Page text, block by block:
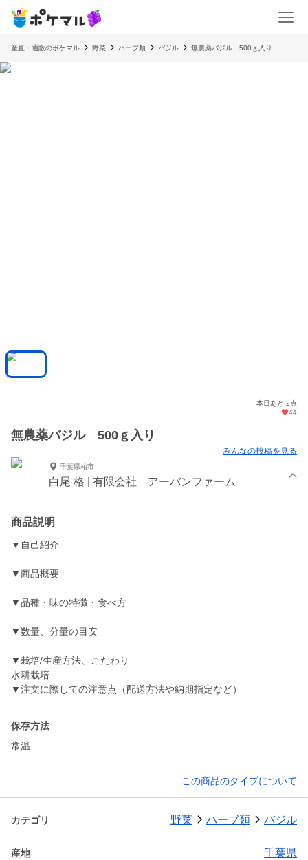
産直・通販のポケマル 野菜 ハーブ類 バジル 無農薬バジル 500ｇ入り
本日あと 2点
44
無農薬バジル 500ｇ入り
みんなの投稿を見る
千葉県柏市
白尾 格 | 有限会社 アーバンファーム
商品説明
▼自己紹介
▼商品概要
▼品種・味の特徴・食べ方
▼数量、分量の目安
▼栽培/生産方法、こだわり
水耕栽培
▼注文に際しての注意点（配送方法や納期指定など）
保存方法
常温
この商品のタイプについて
カテゴリ 野菜 ハーブ類 バジル
産地 千葉県